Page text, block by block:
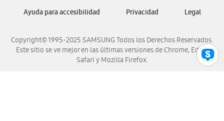
Samsung Venezuela
Copyright© 1995-2025 SAMSUNG Todos los Derechos Reservados.
Este sitio se ve mejor en las últimas versiones de Chrome, Edge,
Safari y Mozilla Firefox.
Ayuda para accesibilidad Privacidad Legal